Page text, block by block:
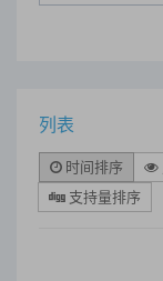
列表
时间排序
支持量排序